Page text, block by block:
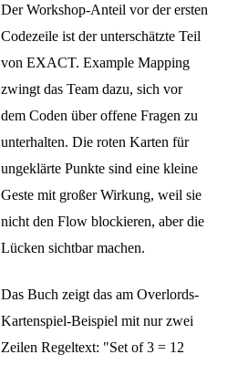
Der Workshop-Anteil vor der ersten
Codezeile ist der unterschätzte Teil
von EXACT. Example Mapping
zwingt das Team dazu, sich vor
dem Coden über offene Fragen zu
unterhalten. Die roten Karten für
ungeklärte Punkte sind eine kleine
Geste mit großer Wirkung, weil sie
nicht den Flow blockieren, aber die
Lücken sichtbar machen.
Das Buch zeigt das am Overlords-
Kartenspiel-Beispiel mit nur zwei
Zeilen Regeltext: "Set of 3 = 12